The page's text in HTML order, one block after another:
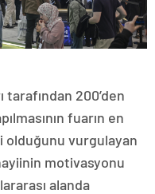
tarafından 200’den
fuarın en
olduğunu vurgulayan
motivasyonu
alanda